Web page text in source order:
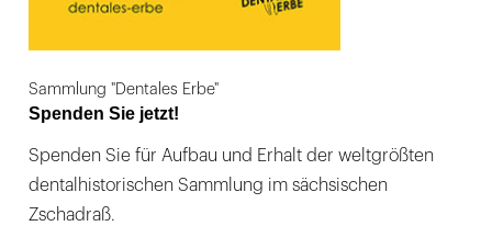
Sammlung "Dentales Erbe"
Spenden Sie jetzt!
Spenden Sie für Aufbau und Erhalt der weltgrößten
dentalhistorischen Sammlung im sächsischen
Zschadraß.